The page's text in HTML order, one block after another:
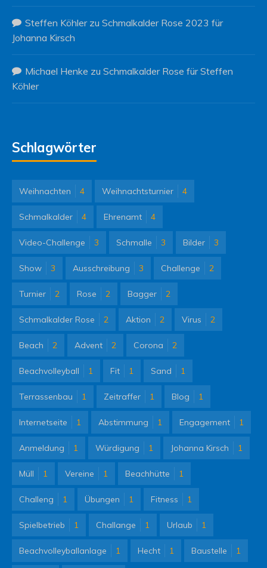
Steffen Köhlerzu Schmalkalder Rose 2023 für
Johanna Kirsch
Michael Henke zu Schmalkalder Rose für Steffen
Köhler
Schlagwörter
Weihnachten 4 Weihnachtsturnier 4
Schmalkalder 4 Ehrenamt 4
Video-Challenge 3 Schmalle 3 Bilder 3
Show 3 Ausschreibung 3 Challenge 2
Turnier 2 Rose 2 Bagger 2
Schmalkalder Rose 2 Aktion 2 Virus 2
Beach 2 Advent 2 Corona 2
Beachvolleyball 1 Fit 1 Sand 1
Terrassenbau 1 Zeitraffer 1 Blog 1
Internetseite 1 Abstimmung 1 Engagement 1
Anmeldung 1 Würdigung 1 Johanna Kirsch 1
Müll 1 Vereine 1 Beachhütte 1
Challeng 1 Übungen 1 Fitness 1
Spielbetrieb 1 Challange 1 Urlaub 1
Beachvolleyballanlage 1 Hecht 1 Baustelle 1